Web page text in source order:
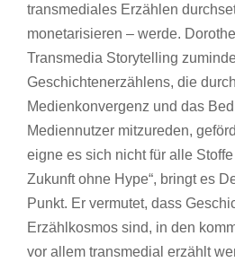
transmediales Erzählen
monetarisieren – werde.
Transmedia Storytelling
Geschichtenerzählens, die
Medienkonvergenz und das
Mediennutzer mitzureden,
eigne es sich nicht für alle
Zukunft ohne Hype“, bringt es
Punkt. Er vermutet, dass
Erzählkosmos sind, in den
vor allem transmedial erzählt